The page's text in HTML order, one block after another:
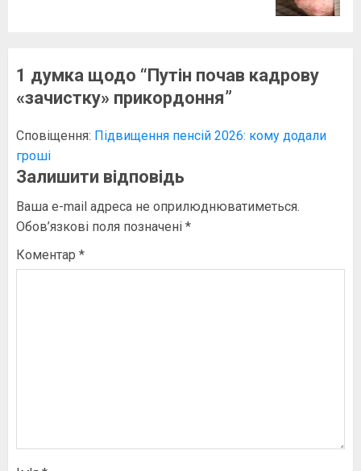
1 думка щодо “Путін почав кадрову
«зачистку» прикордоння”
Сповіщення: Підвищення пенсій 2026: кому додали
гроші
Залишити відповідь
Ваша e-mail адреса не оприлюднюватиметься.
Обов’язкові поля позначені *
Коментар *